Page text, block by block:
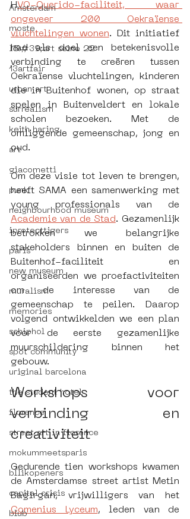
Amsterdam
moste
l&#39;art seine 22
13artfair
urban art
surrealism
keith haring
art
giacometti
punk
neighbourhood museum
iprotecttigers
paris
new museum
muralism
memories
schiphol
spot community
uriginal barcelona
the student hotel
florence
street art in florence
mokummeetsparis
bllikopeners
capital crisis
blub
HVO-Querido-faciliteit, waar
ongeveer 200 Oekraïense
vluchtelingen wonen. Dit initiatief
had als doel een betekenisvolle
verbinding te creëren tussen
Oekraïense vluchtelingen, kinderen
die in Buitenhof wonen, op straat
spelen in Buitenveldert en lokale
scholen bezoeken. Met de
omliggende gemeenschap, jong en
oud.
Om deze visie tot leven te brengen,
heeft SAMA een samenwerking met
Academie van de Stad. Gezamenlijk
betrokken we belangrijke
stakeholders binnen en buiten de
Buitenhof-faciliteit en
organiseerden we proefactiviteiten
om de interesse van de
gemeenschap te peilen. Daarop
volgend ontwikkelden we een plan
voor de eerste gezamenlijke
muurschildering binnen het
gebouw.
Workshops voor
verbinding en
creativiteit
Gedurende tien workshops kwamen
de Amsterdamse street artist Metin
Comenius Lyceum, leden van de